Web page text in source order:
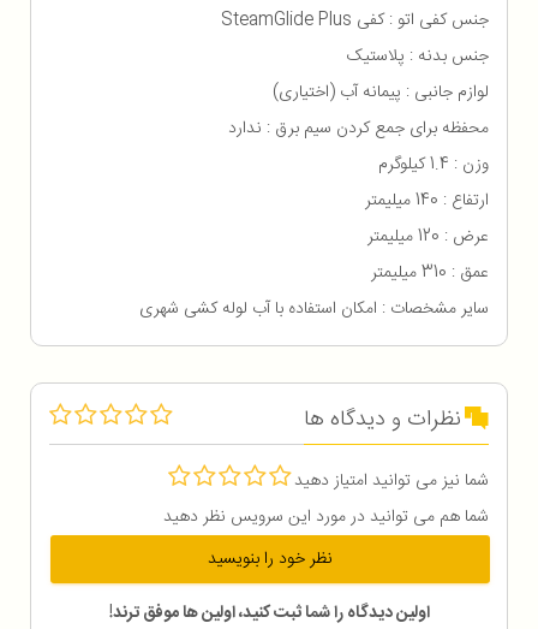
جنس کفی اتو : کفی SteamGlide Plus
جنس بدنه : پلاستیک
لوازم جانبی : پیمانه آب (اختیاری)
محفظه برای جمع كردن سیم برق : ندارد
وزن : 1.4 کیلوگرم
ارتفاع : 140 میلیمتر
عرض : 120 میلیمتر
عمق : 310 میلیمتر
سایر مشخصات : امکان استفاده با آب لوله کشی شهری
نظرات و دیدگاه ها
شما نیز می توانید امتیاز دهید
شما هم می توانید در مورد این سرویس نظر دهید
نظر خود را بنویسید
اولین دیدگاه را شما ثبت کنید، اولین ها موفق ترند!